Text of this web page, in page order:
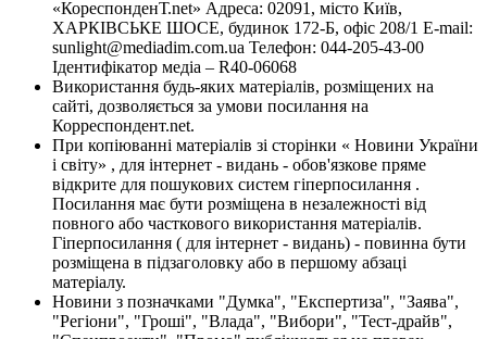
«КореспонденТ.net» Адреса: 02091, місто Київ,
ХАРКІВСЬКЕ ШОСЕ, будинок 172-Б, офіс 208/1 E-mail:
sunlight@mediadim.com.ua Телефон: 044-205-43-00
Ідентифікатор медіа – R40-06068
Використання будь-яких матеріалів, розміщених на
сайті, дозволяється за умови посилання на
Корреспондент.net.
При копіюванні матеріалів зі сторінки « Новини України
і світу» , для інтернет - видань - обов'язкове пряме
відкрите для пошукових систем гіперпосилання .
Посилання має бути розміщена в незалежності від
повного або часткового використання матеріалів.
Гіперпосилання ( для інтернет - видань) - повинна бути
розміщена в підзаголовку або в першому абзаці
матеріалу.
Новини з позначками "Думка", "Експертиза", "Заява",
"Регіони", "Гроші", "Влада", "Вибори", "Тест-драйв",